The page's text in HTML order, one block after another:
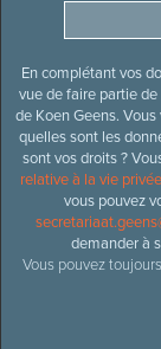
En complétant vos
vue de faire partie
de Koen Geens.
quelles sont les
sont vos droits ?
relative à la vie privée
vous pouvez
demander à
Vous pouvez